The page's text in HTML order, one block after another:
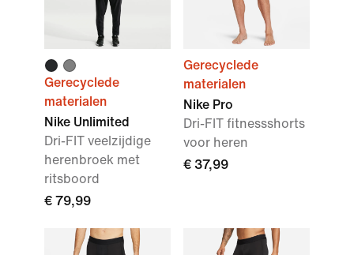
Gerecyclede
materialen
Nike Unlimited
Dri-FIT veelzijdige
herenbroek met
ritsboord
€ 79,99
Gerecyclede
materialen
Nike Pro
Dri-FIT fitnessshorts
voor heren
€ 37,99